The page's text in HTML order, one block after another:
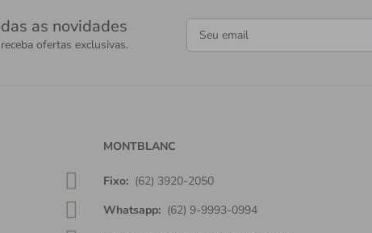
as novidades
ofertas exclusivas.
MONTBLANC
Fixo: (62) 3920-2050
Whatsapp: (62) 9-9993-0994